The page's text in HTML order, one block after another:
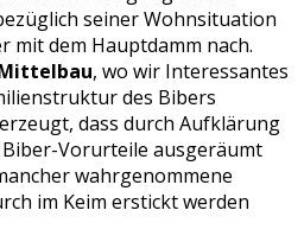
seiner Wohnsituation
mit dem Hauptdamm nach.
, wo wir Interessantes
des Bibers
dass durch Aufklärung
Vorurteile ausgeräumt
wahrgenommene
im Keim erstickt werden